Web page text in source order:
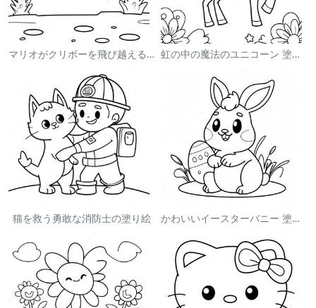
マリオがクリボーを飛び越える塗り絵 虹の中の魔法のユニコーン 塗り絵
猫を救う勇敢な消防士の塗り絵 かわいいイースターバニー 塗り絵